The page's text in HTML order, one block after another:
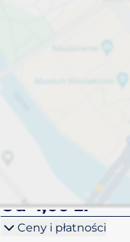
Godziny otwarcia
Od 4,00 zł
Ceny i płatności